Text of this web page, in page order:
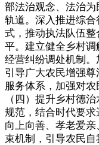
部法治观念、法治
轨道。深入推进综
式，推动执法队伍
平。建立健全乡村
经营纠纷调处机制
引导广大农民增强
服务体系，加强对农
（四）提升乡村德
规范，结合时代要
向上向善、孝老爱
束机制，引导农民